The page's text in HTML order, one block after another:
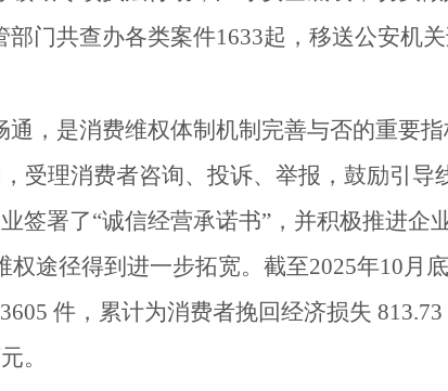
部门共查办各类案件1633起， 移送公安机
通，是消费维权体制机制完善与否的重要
受理消费者咨询、投诉、举报，鼓励引导
签署了“诚信经营承诺书”， 并积极推进企
权途径得到进一步拓宽。截至2025年10月底
件，累计为消费者挽回经济损失 813.73
。